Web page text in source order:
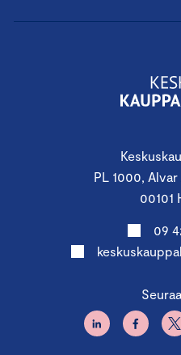
PL 1000,
00101
09